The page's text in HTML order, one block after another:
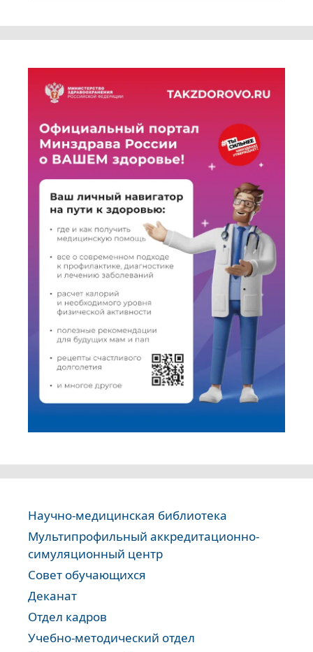
Научно-медицинская библиотека
Мультипрофильный аккредитационно-
симуляционный центр
Совет обучающихся
Деканат
Отдел кадров
Учебно-методический отдел